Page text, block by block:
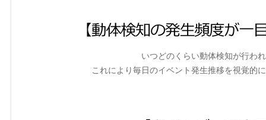
いつどのくらい動体検知が行わ
これにより毎日のイベント発生推移を視覚的